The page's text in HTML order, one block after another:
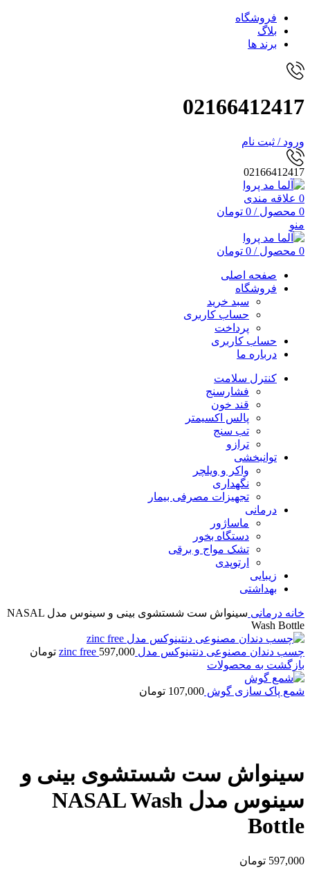
فروشگاه
بلاگ
برند ها
02166412417
ورود / ثبت نام
02166412417
0 علاقه مندی
0 محصول /
0 تومان
منو
0 محصول /
0 تومان
صفحه اصلی
فروشگاه
سبد خرید
حساب کاربری
پرداخت
حساب کاربری
درباره ما
کنترل سلامت
فشارسنج
قند خون
پالس اکسیمتر
تب سنج
ترازو
توانبخشی
واکر و ویلچر
نگهداری
تجهیزات مصرفی بیمار
درمانی
ماساژور
دستگاه بخور
تشک مواج و برقی
ارتوپدی
زیبایی
بهداشتی
خانه درمانی
سینواش ست شستشوی بینی و سینوس مدل NASAL
Wash Bottle
چسب دندان مصنوعی دنتینوکس مدل zinc free 597,000
تومان
بازگشت به محصولات
شمع پاک سازی گوش 107,000 تومان
سینواش ست شستشوی بینی و
سینوس مدل NASAL Wash
Bottle
597,000 تومان